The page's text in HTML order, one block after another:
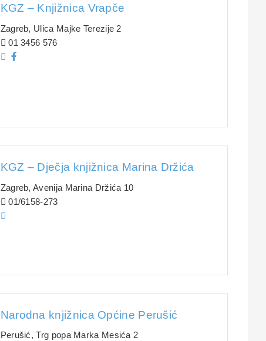
KGZ – Knjižnica Vrapče
Zagreb, Ulica Majke Terezije 2
01 3456 576
KGZ – Dječja knjižnica Marina Držića
Zagreb, Avenija Marina Držića 10
01/6158-273
Narodna knjižnica Općine Perušić
Perušić, Trg popa Marka Mesića 2